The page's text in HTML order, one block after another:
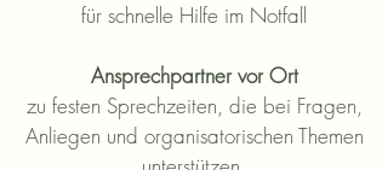
für schnelle Hilfe im Notfall
Ansprechpartner vor Ort
zu festen Sprechzeiten, die bei Fragen,
Anliegen und organisatorischen Themen